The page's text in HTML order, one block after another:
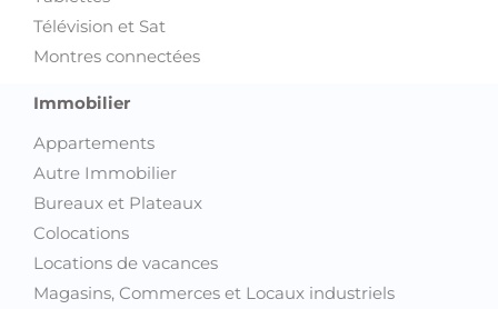
Immobilier
Autre Immobilier
Bureaux et Plateaux
Colocations
Locations de vacances
Magasins, Commerces et Locaux industriels
Maisons et Villas
Terrains et Fermes